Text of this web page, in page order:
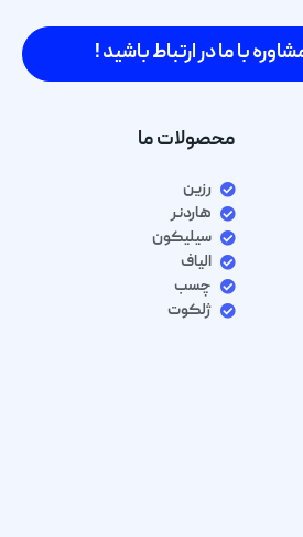
با ما در ارتباط باشید !
محصولات ما
رزین
هاردنر
سیلیکون
الیاف
چسب
ژلکوت